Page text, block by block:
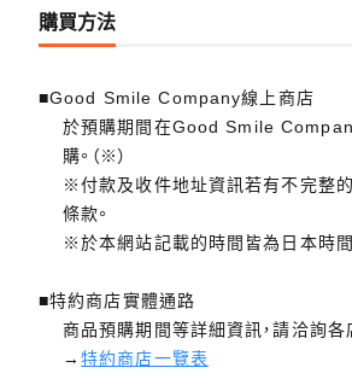
購買方法
■Good Smile Company線上商店
於預購期間在Good Smile
購。（※）
※付款及收件地址資訊若有不完整
條款。
※於本網站記載的時間皆為日本時間
■特約商店實體通路
商品預購期間等詳細資訊，請洽詢各
→特約商店一覽表